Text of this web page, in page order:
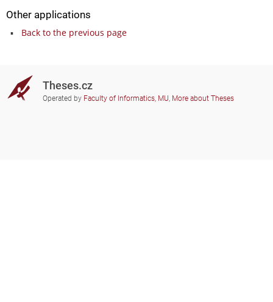
Other applications
Back to the previous page
Theses.cz
Operated by Faculty of Informatics, MU, More about Theses